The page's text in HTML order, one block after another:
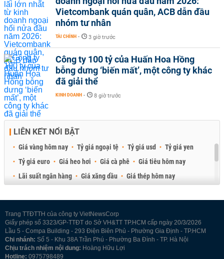
Vietcombank quán quân, ACB dẫn đầu
nhóm tư nhân
TÀI CHÍNH - 3 giờ trước
Công ty 100 tỷ của Huấn Hoa Hồng
bỗng dưng ‘biến mất’, một công ty khác
đã giải thể
KINH DOANH - 8 giờ trước
LIÊN KẾT NỔI BẬT
Giá vàng hôm nay Tỷ giá ngoại tệ Tỷ giá usd
Tỷ giá yen
Tỷ giá euro
Giá heo hơi Giá cà phê
Giá tiêu hôm nay
Lãi suất ngân hàng
Giá xăng dầu
Giá thép hôm nay
Trang TTĐTTH của công ty VietNewsCorp
Giấy phép số 3323/GP-TTĐT do Sở VH&TT TP.HCM cấp ngày 20/3/2026
Lầu 5 - Compa Building - 293 Điện Biên Phủ - Phường Gia Định - TP.HCM
Chi nhánh: Số 5 - Khu 38A Trần Phú - Phường Ba Đình - TP. Hà Nội
Chịu trách nhiệm nội dung: Hoàng Hữu Lợi
Hotline: 0975798489